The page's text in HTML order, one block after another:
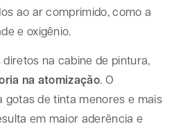
ao ar comprimido, como a
e oxigênio.
na cabine de pintura,
na atomização. O
gotas de tinta menores e mais
em maior aderência e